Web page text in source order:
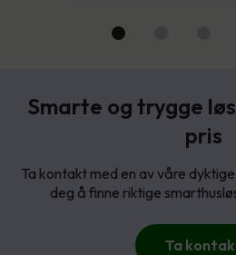
Smarte og trygge
pris
Ta kontakt med en av våre
deg å finne riktige
Ta